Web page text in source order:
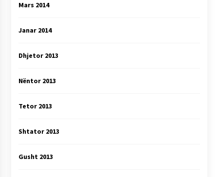
Mars 2014
Janar 2014
Dhjetor 2013
Nëntor 2013
Tetor 2013
Shtator 2013
Gusht 2013